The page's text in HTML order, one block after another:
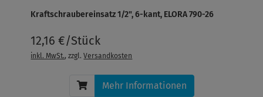
Kraftschraubereinsatz 1/2", 6-kant, ELORA 790-26
12,16 €/Stück
inkl. MwSt., zzgl.Versandkosten
Mehr Informationen